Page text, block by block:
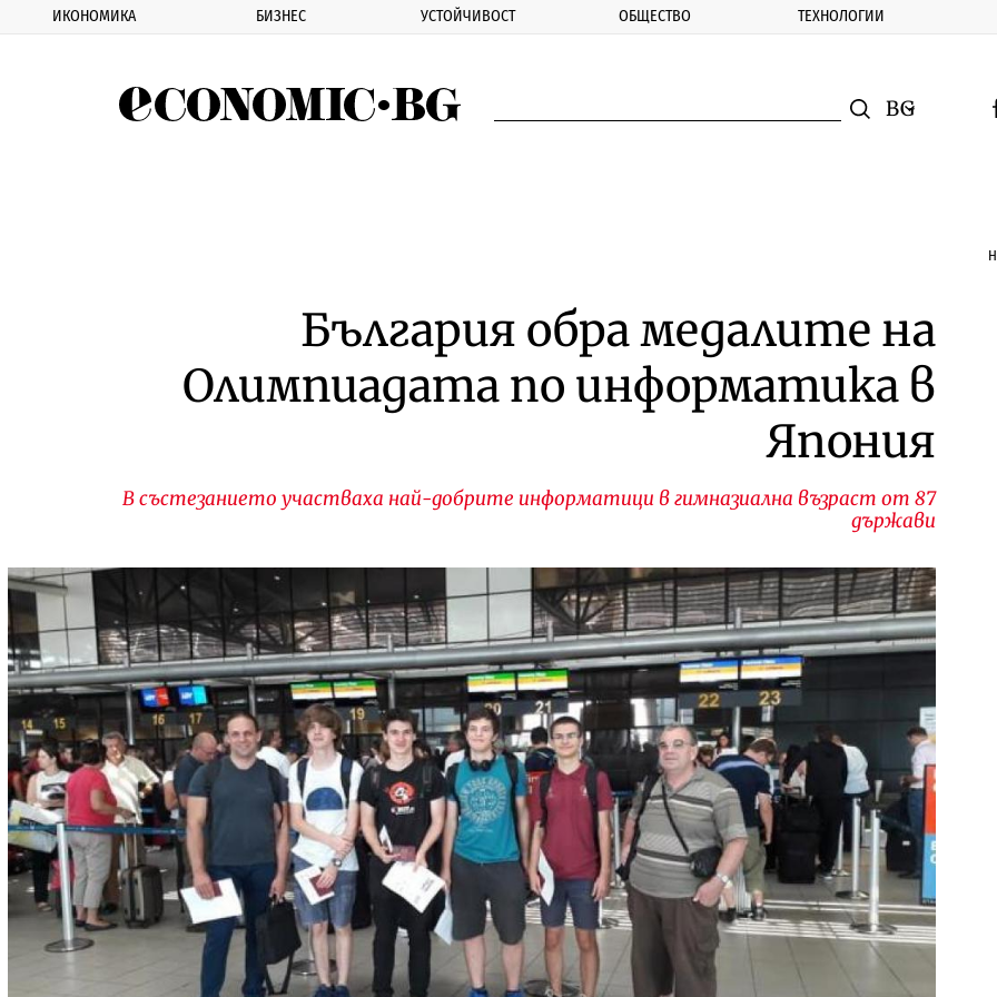
ИКОНОМИКА БИЗНЕС УСТОЙЧИВОСТ ОБЩЕСТВО ТЕХНОЛОГИИ
Смяна на
България обра медалите на
Олимпиадата по информатика в
Япония
В състезанието участваха най-добрите информатици в гимназиална възраст от 87
държави